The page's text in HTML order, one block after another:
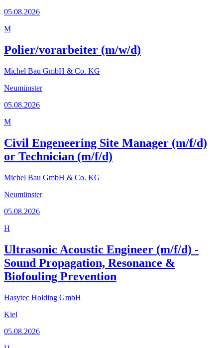
05.08.2026
M
Polier/vorarbeiter (m/w/d)
Michel Bau GmbH & Co. KG
Neumünster
05.08.2026
M
Civil Engeneering Site Manager (m/f/d)
or Technician (m/f/d)
Michel Bau GmbH & Co. KG
Neumünster
05.08.2026
H
Ultrasonic Acoustic Engineer (m/f/d) -
Sound Propagation, Resonance &
Biofouling Prevention
Hasytec Holding GmbH
Kiel
05.08.2026